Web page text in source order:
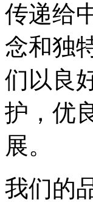
传递给
念和独
们以良
护，优
展。
我们的